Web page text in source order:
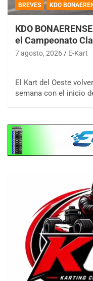
BREVES KDO
KDO
el Campeonato
7 agosto, 2026 E-Kart
El Kart del Oeste
semana con el inicio